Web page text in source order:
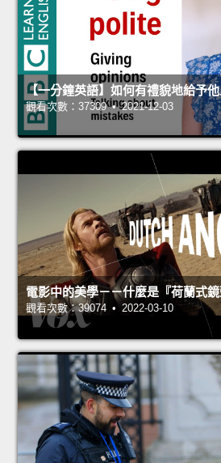
【一分鐘英語】如何有禮貌地給予
觀看次數：37309 • 2021-12-03
電影中的美學－－什麼是『荷蘭式鏡
觀看次數：39074 • 2022-03-10